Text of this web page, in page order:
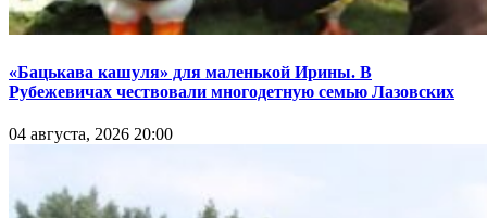
«Бацькава кашуля» для маленькой Ирины. В
Рубежевичах чествовали многодетную семью Лазовских
04 августа, 2026 20:00